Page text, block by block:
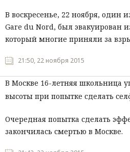
В воскресенье, 22 ноября, один
Gare du Nord, был эвакуирован
который многие приняли за
21:50, 22 ноября 2015
В Москве 16-летняя школьница
высоты при попытке сделать
Очередная попытка сделать
закончилась смертью в Москве.